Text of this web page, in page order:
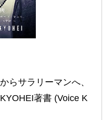
らサラリーマンへ、
著書 (Voice K